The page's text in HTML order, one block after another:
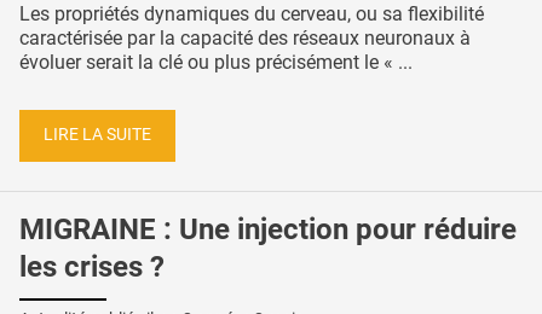
Les propriétés dynamiques du cerveau, ou sa flexibilité
caractérisée par la capacité des réseaux neuronaux à
évoluer serait la clé ou plus précisément le « ...
LIRE LA SUITE
MIGRAINE : Une injection pour réduire
les crises ?